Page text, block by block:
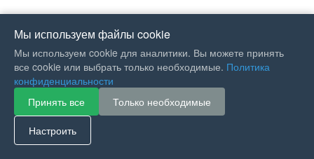
Мы используем файлы cookie
Мы используем cookie для аналитики. Вы можете принять
все cookie или выбрать только необходимые. Политика
конфиденциальности
Принять все
Только необходимые
Настроить
If you like Guitar Songs, you
can buy me a coffee :)